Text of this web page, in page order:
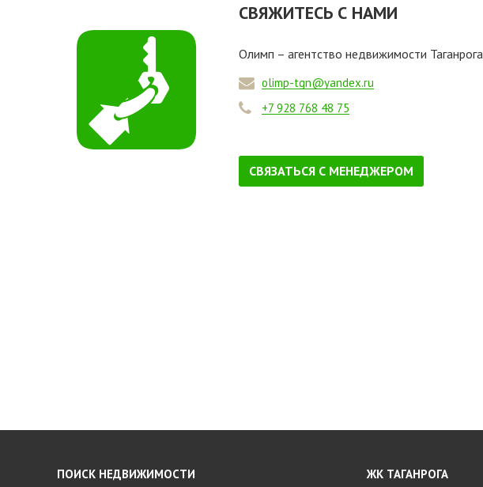
СВЯЖИТЕСЬ С НАМИ
Олимп – агентство недвижимости Таганрога
olimp-tgn@yandex.ru
+7 928 768 48 75
СВЯЗАТЬСЯ С МЕНЕДЖЕРОМ
ПОИСК НЕДВИЖИМОСТИ ЖК ТАГАНРОГА